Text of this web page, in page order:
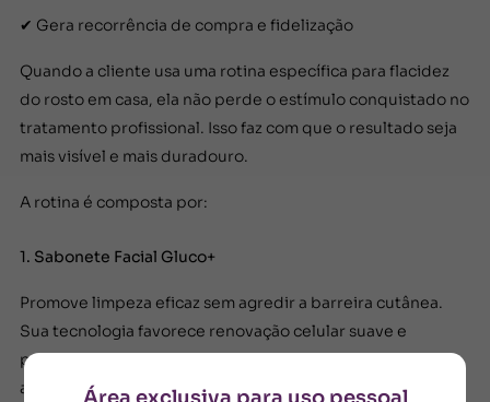
✔ Gera recorrência de compra e fidelização
Quando a cliente usa uma rotina específica para flacidez
do rosto em casa, ela não perde o estímulo conquistado no
tratamento profissional. Isso faz com que o resultado seja
mais visível e mais duradouro.
A rotina é composta por:
1. Sabonete Facial Gluco+
Promove limpeza eficaz sem agredir a barreira cutânea.
Sua tecnologia favorece renovação celular suave e
prepara a pele para absorver melhor os ativos firmadores
aplicados na sequência. Uma pele bem higienizada
Área exclusiva para uso pessoal